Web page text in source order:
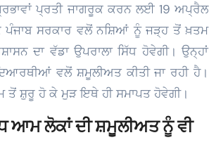
ਪ੍ਰਤੀ ਜਾਗਰੂਕ ਕਰਨ ਲਈ 19 ਅਪ੍ਰੈਲ
ਪੰਜਾਬ ਸਰਕਾਰ ਵਲੋਂ ਨਸ਼ਿਆਂ ਨੂੰ ਜੜ੍ਹ ਤੋਂ ਖ਼ਤਮ
ਦਾ ਵੱਡਾ ਉਪਰਾਲਾ ਸਿੱਧ ਹੋਵੇਗੀ। ਉਨ੍ਹਾਂ
ਵਲੋਂ ਸ਼ਮੂਲੀਅਤ ਕੀਤੀ ਜਾ ਰਹੀ ਹੈ।
ਤੋਂ ਸ਼ੁਰੂ ਹੋ ਕੇ ਮੁੜ ਇਥੇ ਹੀ ਸਮਾਪਤ ਹੋਵੇਗੀ।
ਆਮ ਲੋਕਾਂ ਦੀ ਸ਼ਮੂਲੀਅਤ ਨੂੰ ਵੀ